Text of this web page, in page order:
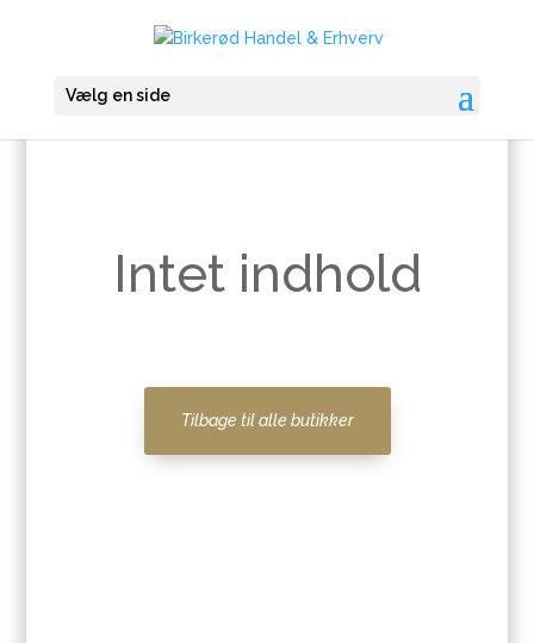
Vælg en side
Intet indhold
Tilbage til alle butikker